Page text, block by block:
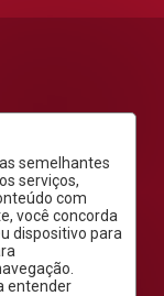
semelhantes
serviços,
com
você concorda
dispositivo para
entender